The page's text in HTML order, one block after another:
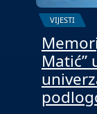
VIJESTI
Matić”